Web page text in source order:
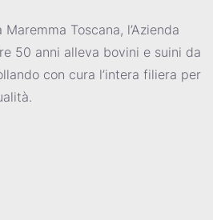
Toscana, l’Azienda
50 anni alleva bovini e suini da
con cura l’intera filiera per